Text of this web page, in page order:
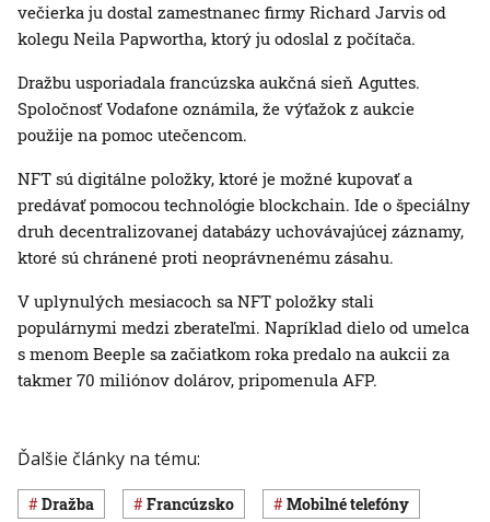
večierka ju dostal zamestnanec firmy Richard Jarvis od
kolegu Neila Papwortha, ktorý ju odoslal z počítača.
Dražbu usporiadala francúzska aukčná sieň Aguttes.
Spoločnosť Vodafone oznámila, že výťažok z aukcie
použije na pomoc utečencom.
NFT sú digitálne položky, ktoré je možné kupovať a
predávať pomocou technológie blockchain. Ide o špeciálny
druh decentralizovanej databázy uchovávajúcej záznamy,
ktoré sú chránené proti neoprávnenému zásahu.
V uplynulých mesiacoch sa NFT položky stali
populárnymi medzi zberateľmi. Napríklad dielo od umelca
s menom Beeple sa začiatkom roka predalo na aukcii za
takmer 70 miliónov dolárov, pripomenula AFP.
Ďalšie články na tému:
dražba Francúzsko mobilné telefóny